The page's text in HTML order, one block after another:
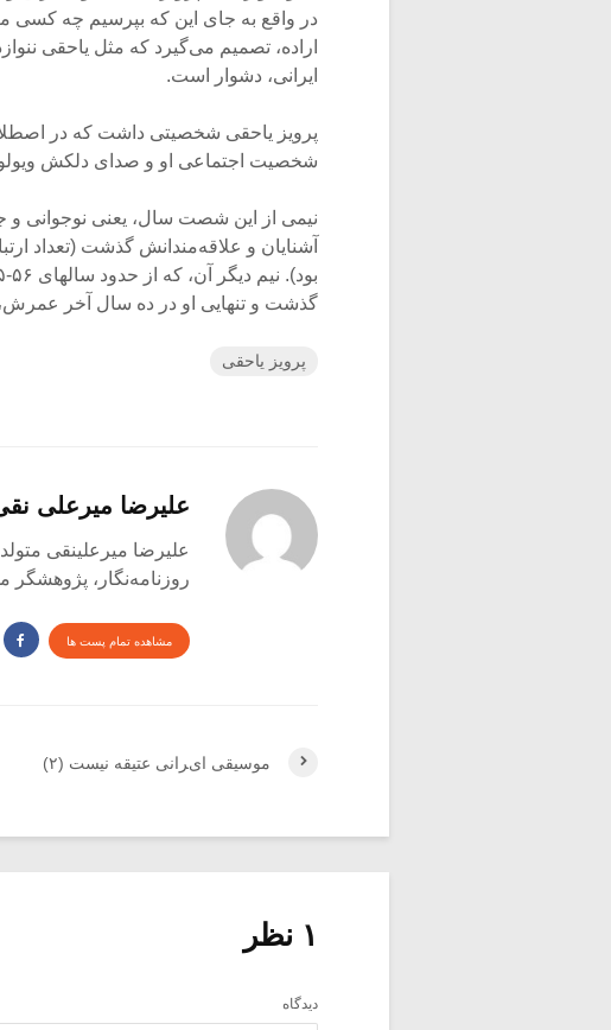
در واقع به جای این که بپرسیم چه کسی
اراده، تصمیم می‌گیرد که مثل یاحقی
ایرانی، دشوار است.
پرویز یاحقی شخصیتی داشت که در
شخصیت اجتماعی او و صدای دلکش
نیمی از این شصت سال، یعنی نوجوانی و
آشنایان و علاقه‌مندانش گذشت (تعداد
گذشت و تنهایی او در ده سال آخر عمرش،
پرویز یاحقی
علیرضا میرعلی
علیرضا میرعلینقی متولد ۱۳۴۵ در تهران
روزنامه‌نگار،
مشاهده تمام پست ها
موسیقی ایرانی عتیقه نیست (۲)
۱ نظر
دیدگاه